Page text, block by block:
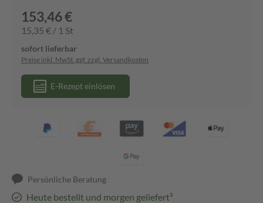
153,46 €
15,35 € / 1 St
sofort lieferbar
Preise inkl. MwSt. ggf. zzgl. Versandkosten
E-Rezept einlösen
Persönliche Beratung
Heute bestellt und morgen geliefert³